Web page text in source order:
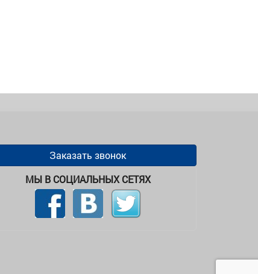
Заказать звонок
МЫ В СОЦИАЛЬНЫХ СЕТЯХ